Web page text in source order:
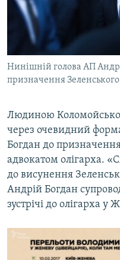
Нинішній голова АП
призначення Зеленського
Людиною
через очевидний
Богдан до
адвокатом олігарха.
до висунення
Андрій Богдан
зустрічі до олігарха у